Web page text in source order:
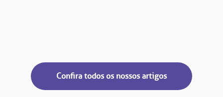
Confira todos os nossos artigos